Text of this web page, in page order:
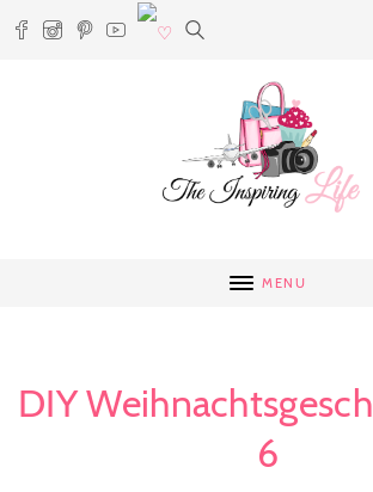
MENU
DIY
6